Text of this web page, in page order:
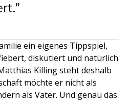
ein eigenes Tippspiel,
diskutiert und natürlich
Killing steht deshalb
möchte er nicht als
als Vater. Und genau das